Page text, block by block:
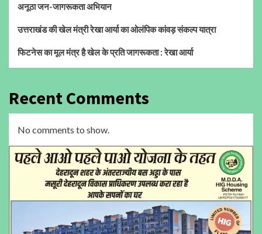
अनूठा जन-जागरूकता अभियान
उत्तराखंड की खेल मंत्री रेखा आर्या का ओलंपिक कांवड़ संकल्प यात्रा
फिटनेस का मूल मंत्र है खेल के प्रति जागरूकता : रेखा आर्या
Recent Comments
No comments to show.